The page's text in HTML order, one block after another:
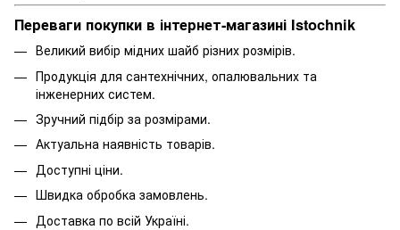
Переваги покупки в інтернет-магазині Istochnik
Великий вибір мідних шайб різних розмірів.
Продукція для сантехнічних, опалювальних та
інженерних систем.
Зручний підбір за розмірами.
Актуальна наявність товарів.
Доступні ціни.
Швидка обробка замовлень.
Доставка по всій Україні.